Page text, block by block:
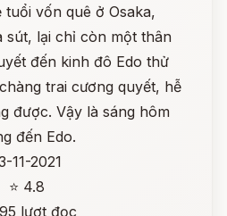
tuổi vốn quê ở Osaka,
sút, lại chỉ còn một thân
đến kinh đô Edo thử
trai cương quyết, hễ
được. Vậy là sáng hôm
đến Edo.
11-2021
⭐ 4.8
lượt đọc